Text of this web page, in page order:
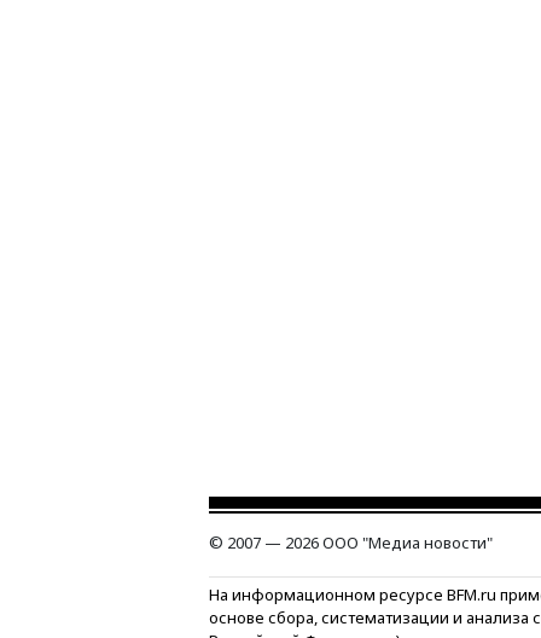
© 2007 — 2026 ООО "Медиа новости"
На информационном ресурсе BFM.ru
основе сбора, систематизации и